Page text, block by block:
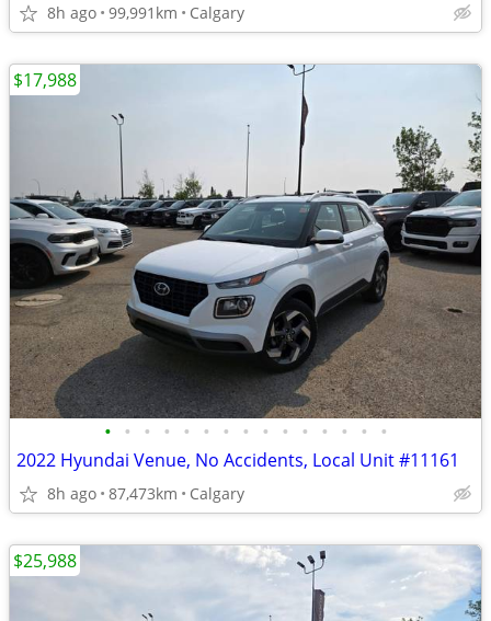
8h ago 99,991km Calgary
• • • • • • • • • • • • • • •
2022 Hyundai Venue, No Accidents, Local Unit #11161
8h ago 87,473km Calgary
$17,988
$25,988